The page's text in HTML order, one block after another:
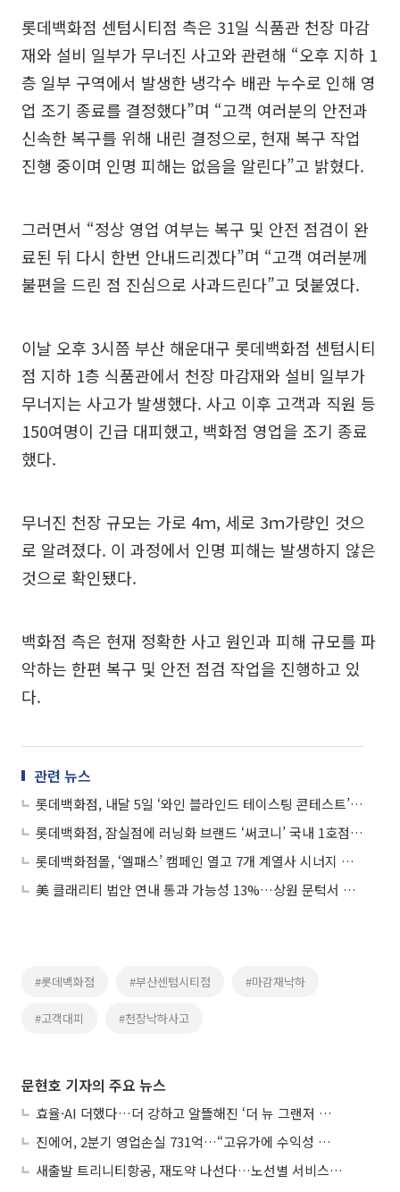
롯데백화점 센텀시티점 측은 31일 식품관 천장 마감
재와 설비 일부가 무너진 사고와 관련해 “오후 지하 1
층 일부 구역에서 발생한 냉각수 배관 누수로 인해 영
업 조기 종료를 결정했다”며 “고객 여러분의 안전과
신속한 복구를 위해 내린 결정으로, 현재 복구 작업
진행 중이며 인명 피해는 없음을 알린다”고 밝혔다.
그러면서 “정상 영업 여부는 복구 및 안전 점검이 완
료된 뒤 다시 한번 안내드리겠다”며 “고객 여러분께
불편을 드린 점 진심으로 사과드린다”고 덧붙였다.
이날 오후 3시쯤 부산 해운대구 롯데백화점 센텀시티
점 지하 1층 식품관에서 천장 마감재와 설비 일부가
무너지는 사고가 발생했다. 사고 이후 고객과 직원 등
150여명이 긴급 대피했고, 백화점 영업을 조기 종료
했다.
무너진 천장 규모는 가로 4ｍ, 세로 3ｍ가량인 것으
로 알려졌다. 이 과정에서 인명 피해는 발생하지 않은
것으로 확인됐다.
백화점 측은 현재 정확한 사고 원인과 피해 규모를 파
악하는 한편 복구 및 안전 점검 작업을 진행하고 있
다.
관련 뉴스
롯데백화점, 내달 5일 ‘와인 블라인드 테이스팅 콘테스트’ 연다
롯데백화점, 잠실점에 러닝화 브랜드 ‘써코니’ 국내 1호점 오픈
롯데백화점몰, ‘엘패스’ 캠페인 열고 7개 계열사 시너지 강화
美 클래리티 법안 연내 통과 가능성 13%…상원 문턱서 제동
#롯데백화점 #부산센텀시티점 #마감재낙하
#고객대피 #천장낙하사고
문현호 기자의 주요 뉴스
효율·AI 더했다…더 강하고 알뜰해진 ‘더 뉴 그랜저 하이브리드’
진에어, 2분기 영업손실 731억…“고유가에 수익성 악화”
새출발 트리니티항공, 재도약 나선다…노선별 서비스 차별화